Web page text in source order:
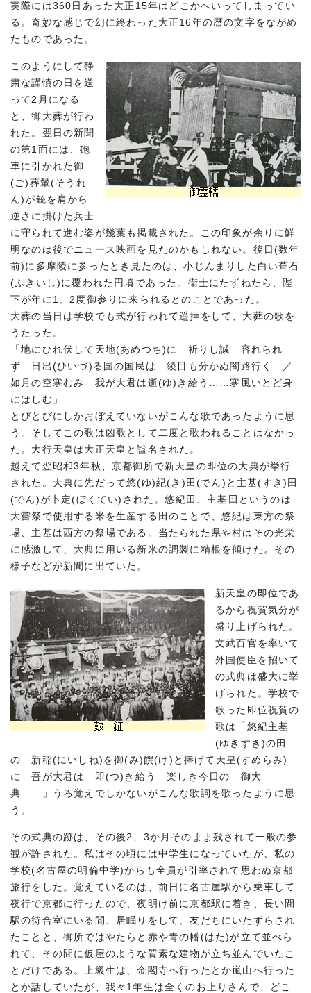
実際には360日あった大正15年はどこかへいってしまってい
る。奇妙な感じで幻に終わった大正16年の暦の文字をながめ
たものであった。
このようにして静
粛な謹慎の日を送
って2月になる
と、御大葬が行わ
れた。翌日の新聞
の第1面には、砲
車に引かれた御
(ご)葬輦(そうれ
ん)が銃を肩から
逆さに掛けた兵士
に守られて進む姿が幾葉も掲載された。この印象が余りに鮮
明なのは後でニュース映画を見たのかもしれない。後日(数年
前)に多摩陵に参ったとき見たのは、小じんまりした白い葺石
(ふきいし)に覆われた円墳であった。衛士にたずねたら、陛
下が年に1、2度御参りに来られるとのことであった。
大葬の当日は学校でも式が行われて遥拝をして、大葬の歌を
うたった。
「地にひれ伏して天地(あめつち)に 祈りし誠 容れられ
ず 日出(ひいづ)る国の国民は 綾目も分かぬ闇路行く ／
如月の空寒むみ 我が大君は逝(ゆ)き給う……寒風いとど身
にはしむ」
とびとびにしかおぼえていないがこんな歌であったように思
う。そしてこの歌は凶歌として二度と歌われることはなかっ
た。大行天皇は大正天皇と諡名された。
越えて翌昭和3年秋、京都御所で新天皇の即位の大典が挙行
された。大典に先だって悠(ゆ)紀(き)田(でん)と主基(すき)田
(でん)が卜定(ぼくてい)された。悠紀田、主基田というのは
大嘗祭で使用する米を生産する田のことで、悠紀は東方の祭
場、主基は西方の祭場である。当たられた県や村はその光栄
に感激して、大典に用いる新米の調製に精根を傾けた。その
様子などが新聞に出ていた。
新天皇の即位であ
るから祝賀気分が
盛り上げられた。
文武百官を率いて
外国使臣を招いて
の式典は盛大に挙
げられた。学校で
歌った即位祝賀の
歌は「悠紀主基
(ゆきすき)の田
の 新稲(にいしね)を御(み)饌(け)と捧げて天皇(すめらみ)
に 吾が大君は 即(つ)き給う 楽しき今日の 御大
典……」うろ覚えでしかないがこんな歌詞を歌ったように思
う。
その式典の跡は、その後2、3か月そのまま残されて一般の参
観が許された。私はその頃には中学生になっていたが、私の
学校(名古屋の明倫中学)からも全員が引率されて思わぬ京都
旅行をした。覚えているのは、前日に名古屋駅から乗車して
夜行で京都に行ったので、夜明け前に京都駅に着き、長い間
駅の待合室にいる間、居眠りをして、友だちにいたずらされ
たことと、御所ではやたらと赤や青の幡(はた)が立て並べら
れて、その間に仮屋のような質素な建物が立ち並んでいたこ
とだけである。上級生は、金閣寺へ行ったとか嵐山へ行った
とか話していたが、我々1年生は全くのお上りさんで、どこ